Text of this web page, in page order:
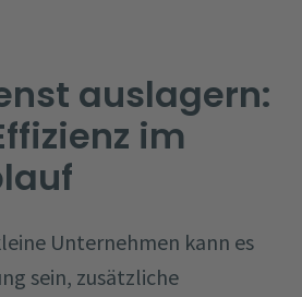
auslagern:
im
Unternehmen kann es
sein, zusätzliche